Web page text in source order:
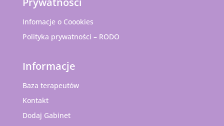
Infomacje o Coookies
Polityka prywatności – RODO
Informacje
Baza terapeutów
Kontakt
Dodaj Gabinet